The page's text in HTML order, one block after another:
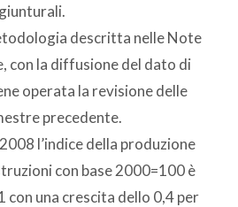
descritta nelle Note
con la diffusione del dato di
operata la revisione delle
precedente.
l’indice della produzione
con base 2000=100 è
con una crescita dello 0,4 per